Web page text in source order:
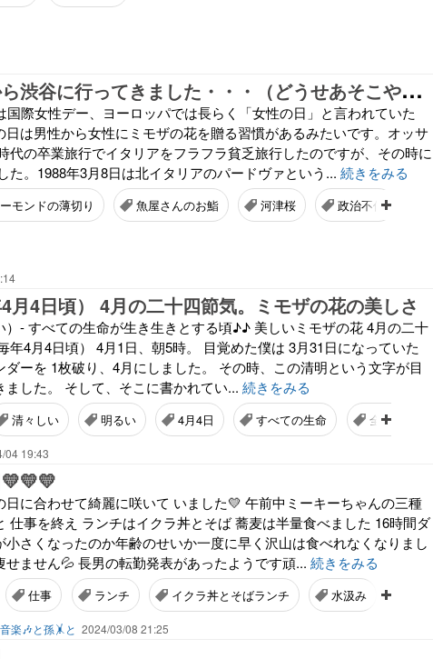
今
日は朝から渋谷に行ってきました・・・（どうせあそこやろ？ by妻）
国際女性デー、ヨーロッパでは長らく「女性の日」と言われていた
日は男性から女性にミモザの花を贈る習慣があるみたいです。オッサ
代の卒業旅行でイタリアをフラフラ貧乏旅行したのですが、その時に
た。1988年3月8日は北イタリアのパードヴァという... 続きをみる
モンドの薄切り 魚屋さんのお鮨 河津桜 政治不信
月4日頃） 4月の二十四節気。ミモザの花の美しさ
）- すべての生命が生き生きとする頃♪♪ 美しいミモザの花 4月の二十
年4月4日頃） 4月1日、朝5時。 目覚めた僕は 3月31日になっていた
ダーを 1枚破り、4月にしました。 その時、この清明という文字が目
ました。 そして、そこに書かれてい... 続きをみる
清々しい 明るい 4月4日 すべての生命 全ての生命
04 19:43
日に合わせて綺麗に咲いて いました💛 午前中ミーキーちゃんの三種
仕事を終え ランチはイクラ丼とそば 蕎麦は半量食べました 16時間ダ
小さくなったのか年齢のせいか一度に早く沢山は食べれなくなりまし
せません💦 長男の転勤発表があったようです頑... 続きをみる
仕事 ランチ イクラ丼とそばランチ 水汲み
楽🎶と孫🤸と 2024/03/08 21:25